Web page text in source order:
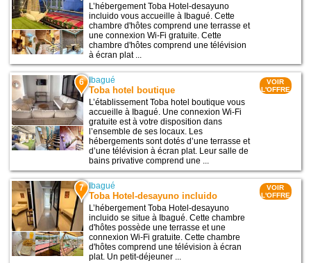
L’hébergement Toba Hotel-desayuno
incluido vous accueille à Ibagué. Cette
chambre d'hôtes comprend une terrasse et
une connexion Wi-Fi gratuite. Cette
chambre d'hôtes comprend une télévision
à écran plat ...
6 Ibagué
Toba hotel boutique
L’établissement Toba hotel boutique vous
accueille à Ibagué. Une connexion Wi-Fi
gratuite est à votre disposition dans
l’ensemble de ses locaux. Les
hébergements sont dotés d’une terrasse et
d’une télévision à écran plat. Leur salle de
bains privative comprend une ...
VOIR
L'OFFRE
7 Ibagué
Toba Hotel-desayuno incluido
L’hébergement Toba Hotel-desayuno
incluido se situe à Ibagué. Cette chambre
d'hôtes possède une terrasse et une
connexion Wi-Fi gratuite. Cette chambre
d'hôtes comprend une télévision à écran
plat. Un petit-déjeuner ...
VOIR
L'OFFRE